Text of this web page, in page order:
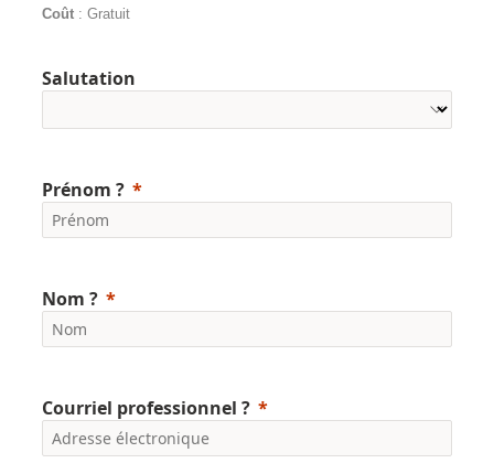
Coût : Gratuit
Salutation
Prénom ?
Nom ?
Courriel professionnel ?